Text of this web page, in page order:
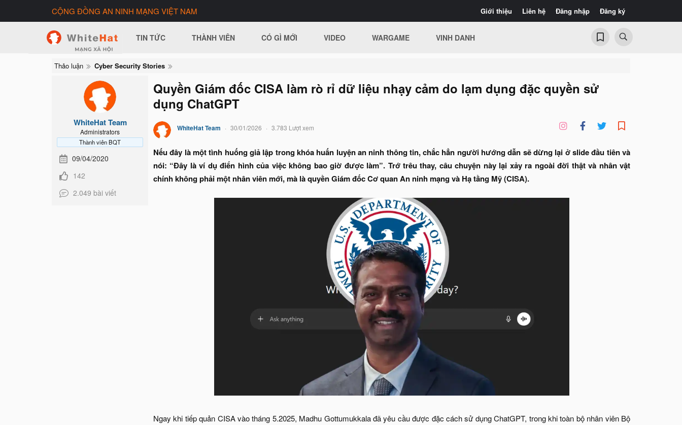
Giới thiệu Liên hệ Đăng nhập Đăng ký
CỘNG ĐỒNG AN NINH MẠNG VIỆT NAM
TIN TỨC THÀNH VIÊN CÓ GÌ MỚI VIDEO WARGAME VINH DANH
Thảo luận Cyber Security Stories
WhiteHat Team
Administrators
Thành viên BQT
09/04/2020
142
2.049 bài viết
Quyền Giám đốc CISA làm rò rỉ dữ liệu nhạy cảm do lạm dụng đặc quyền sử
dụng ChatGPT
WhiteHat Team 30/01/2026 3.783 Lượt xem
Nếu đây là một tình huống giả lập trong khóa huấn luyện an ninh thông tin, chắc hẳn người hướng dẫn sẽ dừng lại ở slide đầu tiên và
nói: “Đây là ví dụ điển hình của việc không bao giờ được làm”. Trớ trêu thay, câu chuyện này lại xảy ra ngoài đời thật và nhân vật
chính không phải một nhân viên mới, mà là quyền Giám đốc Cơ quan An ninh mạng và Hạ tầng Mỹ (CISA).
Ngay khi tiếp quản CISA vào tháng 5.2025, Madhu Gottumukkala đã yêu cầu được đặc cách sử dụng ChatGPT, trong khi toàn bộ nhân viên Bộ